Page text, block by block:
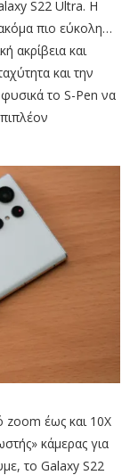
S22 Ultra. Η
πιο εύκολη…
ακρίβεια και
και την
το S-Pen να
zoom έως και 10Χ
κάμερας για
το Galaxy S22